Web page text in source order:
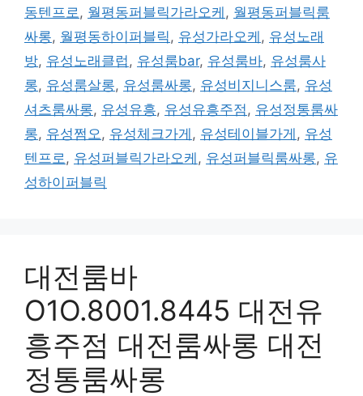
동텐프로 , 월평동퍼블릭가라오케 , 월평동퍼블릭룸
싸롱, 월평동하이퍼블릭 , 유성가라오케 , 유성노래
방, 유성노래클럽 , 유성룸bar, 유성룸바, 유성룸사
롱, 유성룸살롱, 유성룸싸롱, 유성비지니스룸, 유성
셔츠룸싸롱, 유성유흥, 유성유흥주점 , 유성정통룸싸
롱, 유성쩜오 , 유성체크가게 , 유성테이블가게 , 유성
텐프로 , 유성퍼블릭가라오케 , 유성퍼블릭룸싸롱, 유
성하이퍼블릭
대전룸바
O1O.8001.8445 대전유
흥주점 대전룸싸롱 대전
정통룸싸롱